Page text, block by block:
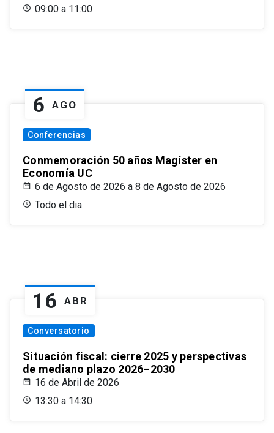
09:00 a 11:00
6 AGO
Conferencias
Conmemoración 50 años Magíster en
Economía UC
6 de Agosto de 2026 a 8 de Agosto de 2026
Todo el dia.
16 ABR
Conversatorio
Situación fiscal: cierre 2025 y perspectivas
de mediano plazo 2026–2030
16 de Abril de 2026
13:30 a 14:30